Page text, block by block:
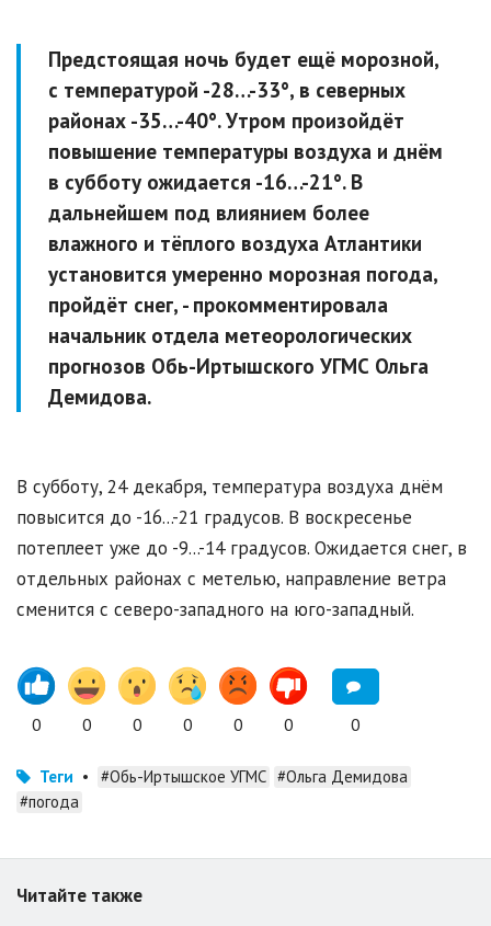
Предстоящая ночь будет ещё морозной,
с температурой -28…-33°, в северных
районах -35…-40°. Утром произойдёт
повышение температуры воздуха и днём
в субботу ожидается -16…-21°. В
дальнейшем под влиянием более
влажного и тёплого воздуха Атлантики
установится умеренно морозная погода,
пройдёт снег, - прокомментировала
начальник отдела метеорологических
прогнозов Обь-Иртышского УГМС Ольга
Демидова.
В субботу, 24 декабря, температура воздуха днём
повысится до -16...-21 градусов. В воскресенье
потеплеет уже до -9...-14 градусов. Ожидается снег, в
отдельных районах с метелью, направление ветра
сменится с северо-западного на юго-западный.
0 0 0 0 0 0 0
Теги • #Обь-Иртышское УГМС #Ольга Демидова
#погода
Читайте также